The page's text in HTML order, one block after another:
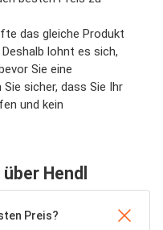
das gleiche Produkt
lohnt es sich,
Sie eine
sicher, dass Sie Ihr
und kein
Hendl
Preis?